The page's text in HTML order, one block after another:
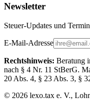
Newsletter
Steuer-Updates und
E-Mail-Adresse
Rechtshinweis: Beratung
nach § 4 Nr. 11 StBerG.
20 Abs. 4, § 23 Abs. 3, §
© 2026 lexo.tax e. V.,